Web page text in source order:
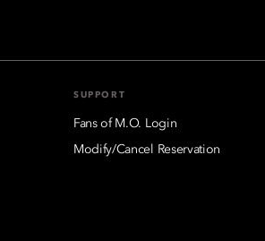
SUPPORT
Fans of M.O. Login
Modify/Cancel Reservation